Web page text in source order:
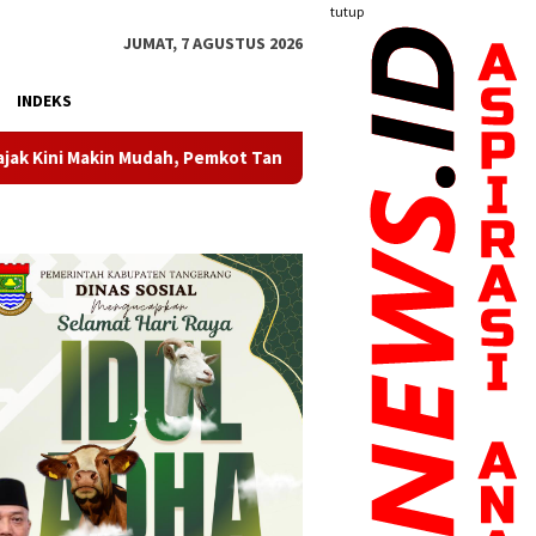
tutup
JUMAT, 7 AGUSTUS 2026
INDEKS
Tangerang Sediakan Beragam Kanal Digital